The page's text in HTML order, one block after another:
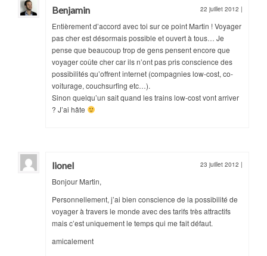
Benjamin 22 juillet 2012 |
Entièrement d’accord avec toi sur ce point Martin ! Voyager
pas cher est désormais possible et ouvert à tous… Je
pense que beaucoup trop de gens pensent encore que
voyager coûte cher car ils n’ont pas pris conscience des
possibilités qu’offrent internet (compagnies low-cost, co-
voiturage, couchsurfing etc…).
Sinon quelqu’un sait quand les trains low-cost vont arriver
? J’ai hâte
lionel 23 juillet 2012 |
Bonjour Martin,
Personnellement, j’ai bien conscience de la possibilité de
voyager à travers le monde avec des tarifs très attractifs
mais c’est uniquement le temps qui me fait défaut.
amicalement